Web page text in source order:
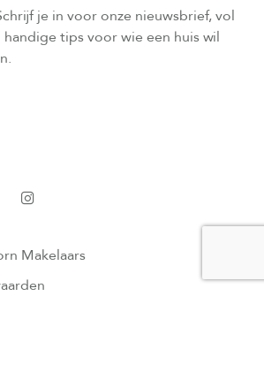
je in voor onze nieuwsbrief, vol
tips voor wie een huis wil
Makelaars